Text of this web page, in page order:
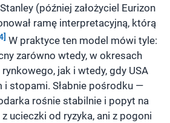
(później założyciel Eurizon
ramę interpretacyjną, którą
W praktyce ten model mówi tyle:
zarówno wtedy, w okresach
jak i wtedy, gdy USA
stopami. Słabnie pośrodku —
rośnie stabilnie i popyt na
ucieczki od ryzyka, ani z pogoni